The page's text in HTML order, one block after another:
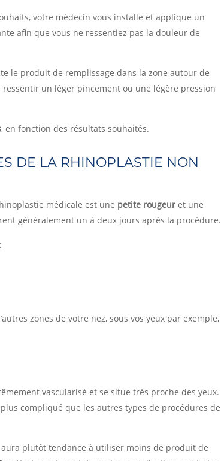
votre médecin vous installe et applique un
afin que vous ne ressentiez pas la douleur de
le produit de remplissage dans la zone autour de
ressentir un léger pincement ou une légère pression
, en fonction des résultats souhaités.
DE LA RHINOPLASTIE NON
médicale est une petite rougeur et une
généralement un à deux jours après la procédure.
zones de votre nez, sous vos yeux par exemple,
vascularisé et se situe très proche des yeux.
compliqué que les autres types de procédures de
plutôt tendance à utiliser moins de produit de